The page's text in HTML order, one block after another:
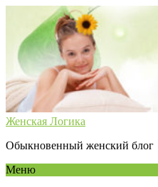
Женская Логика
Обыкновенный женский блог
Меню